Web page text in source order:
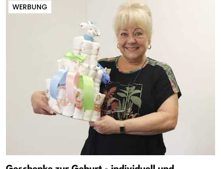
WERBUNG